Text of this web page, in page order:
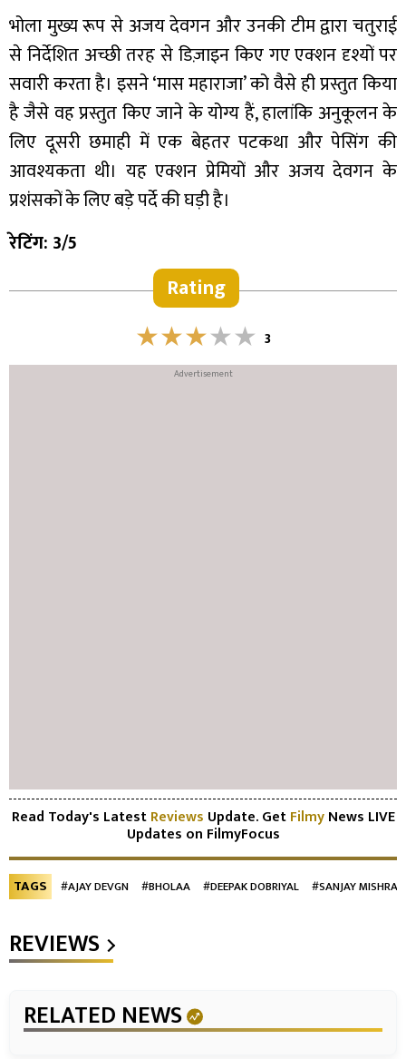
भोला मुख्य रूप से अजय देवगन और उनकी टीम द्वारा चतुराई
से निर्देशित अच्छी तरह से डिज़ाइन किए गए एक्शन दृश्यों पर
सवारी करता है। इसने ‘मास महाराजा’ को वैसे ही प्रस्तुत किया
है जैसे वह प्रस्तुत किए जाने के योग्य हैं, हालांकि अनुकूलन के
लिए दूसरी छमाही में एक बेहतर पटकथा और पेसिंग की
आवश्यकता थी। यह एक्शन प्रेमियों और अजय देवगन के
प्रशंसकों के लिए बड़े पर्दे की घड़ी है।
रेटिंग: 3/5
Rating
3
Read Today's LatestReviews Update. GetFilmyNews LIVE
Updates on FilmyFocus
TAGS #AJAY DEVGN #BHOLAA #DEEPAK DOBRIYAL #SANJAY MISHRA
REVIEWS
RELATED NEWS